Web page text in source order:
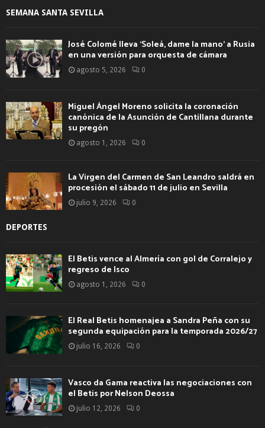
SEMANA SANTA SEVILLA
José Colomé lleva ‘Soleá, dame la mano’ a Rusia
en una versión para orquesta de cámara
agosto 5, 2026 0
Miguel Ángel Moreno solicita la coronación
canónica de la Asunción de Cantillana durante
su pregón
agosto 1, 2026 0
La Virgen del Carmen de San Leandro saldrá en
procesión el sábado 11 de julio en Sevilla
julio 9, 2026 0
DEPORTES
El Betis vence al Almería con gol de Corralejo y
regreso de Isco
agosto 1, 2026 0
El Real Betis homenajea a Sandra Peña con su
segunda equipación para la temporada 2026/27
julio 16, 2026 0
Vasco da Gama reactiva las negociaciones con
el Betis por Nelson Deossa
julio 12, 2026 0